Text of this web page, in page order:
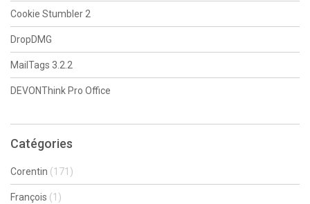
Cookie Stumbler 2
DropDMG
MailTags 3.2.2
DEVONThink Pro Office
Catégories
Corentin (171)
François (1)